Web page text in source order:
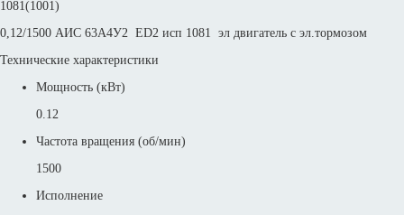
1081(1001)
0,12/1500 АИС 63А4У2 ED2 исп 1081 эл двигатель с эл.тормозом
Технические характеристики
Мощность (кВт)
0.12
Частота вращения (об/мин)
1500
Исполнение